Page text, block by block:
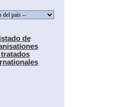
de